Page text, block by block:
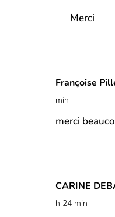
Merci
Françoise
min
merci
CARINE
h 24 min